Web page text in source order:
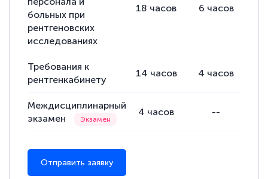
больных при
рентгеновских
исследованиях
18 часов 6 часов
Требования к
рентгенкабинету
14 часов 4 часов
Междисциплинарный
экзамен
4 часов --
Отправить заявку